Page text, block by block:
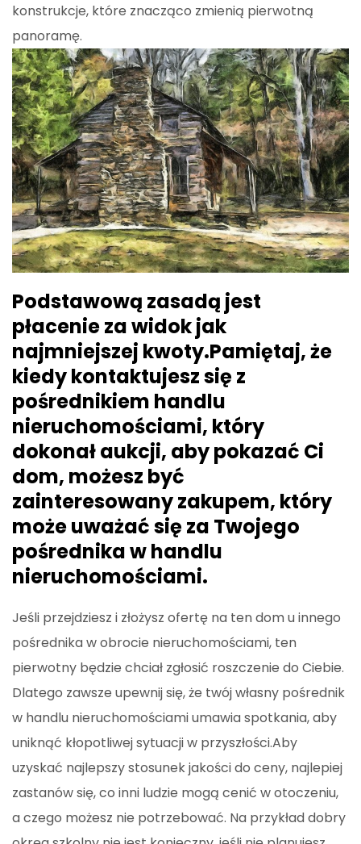
konstrukcje, które znacząco zmienią pierwotną
panoramę.
Podstawową zasadą jest
płacenie za widok jak
najmniejszej kwoty.Pamiętaj, że
kiedy kontaktujesz się z
pośrednikiem handlu
nieruchomościami, który
dokonał aukcji, aby pokazać Ci
dom, możesz być
zainteresowany zakupem, który
może uważać się za Twojego
pośrednika w handlu
nieruchomościami.
Jeśli przejdziesz i złożysz ofertę na ten dom u innego
pośrednika w obrocie nieruchomościami, ten
pierwotny będzie chciał zgłosić roszczenie do Ciebie.
Dlatego zawsze upewnij się, że twój własny pośrednik
w handlu nieruchomościami umawia spotkania, aby
uniknąć kłopotliwej sytuacji w przyszłości.Aby
uzyskać najlepszy stosunek jakości do ceny, najlepiej
zastanów się, co inni ludzie mogą cenić w otoczeniu,
a czego możesz nie potrzebować. Na przykład dobry